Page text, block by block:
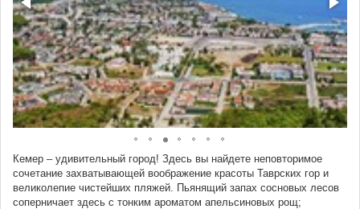
Кемер – удивительный город! Здесь вы найдете неповторимое
сочетание захватывающей воображение красоты Таврских гор и
великолепие чистейших пляжей. Пьянящий запах сосновых лесов
соперничает здесь с тонким ароматом апельсиновых рощ;